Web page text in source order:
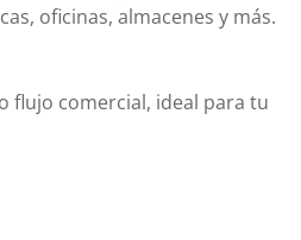
oficinas, almacenes y más.
flujo comercial, ideal para tu